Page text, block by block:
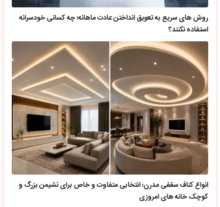
روش های سریع به تعویق انداختن عادت ماهانه؛ چه کسانی خودسرانه
استفاده نکنند؟
انواع کناف سقفی مدرن؛ انتخابی متفاوت و خاص برای نشیمن بزرگ و
کوچک خانه های امروزی